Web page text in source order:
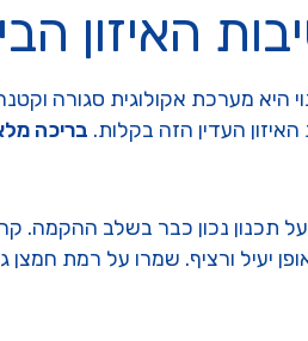
האיזון
היא מערכת אקולוגית סגורה
העדין הזה בקלות. בריכה
תכנון נכון כבר בשלב ההקמה.
יעיל ורציף. שמרו על רמת